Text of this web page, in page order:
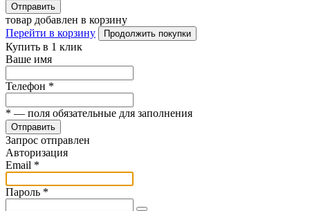
Отправить
товар добавлен в корзину
Перейти в корзину
Продолжить покупки
Купить в 1 клик
Ваше имя
Телефон *
* — поля обязательные для заполнения
Отправить
Запрос отправлен
Авторизация
Email *
Пароль *